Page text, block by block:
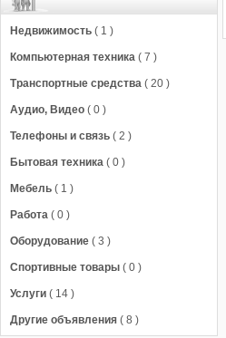
Недвижимость ( 1 )
Компьютерная техника ( 7 )
Транспортные средства ( 20 )
Аудио, Видео ( 0 )
Телефоны и связь ( 2 )
Бытовая техника ( 0 )
Мебель ( 1 )
Работа ( 0 )
Оборудование ( 3 )
Спортивные товары ( 0 )
Услуги ( 14 )
Другие объявления ( 8 )